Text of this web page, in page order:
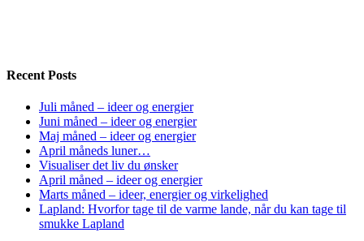
Recent Posts
Juli måned – ideer og energier
Juni måned – ideer og energier
Maj måned – ideer og energier
April måneds luner…
Visualiser det liv du ønsker
April måned – ideer og energier
Marts måned – ideer, energier og virkelighed
Lapland: Hvorfor tage til de varme lande, når du kan tage til
smukke Lapland